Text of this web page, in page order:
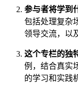
参与者将学到
包括处理复杂
领导交流，以
这个专栏的独
例，结合真实
的学习和实践